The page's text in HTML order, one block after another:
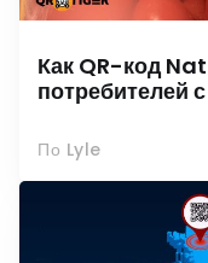
Как QR-код
потребителей
По Lyle